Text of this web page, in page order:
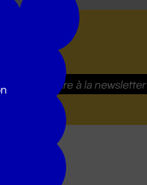
S'inscrire à la newsletter